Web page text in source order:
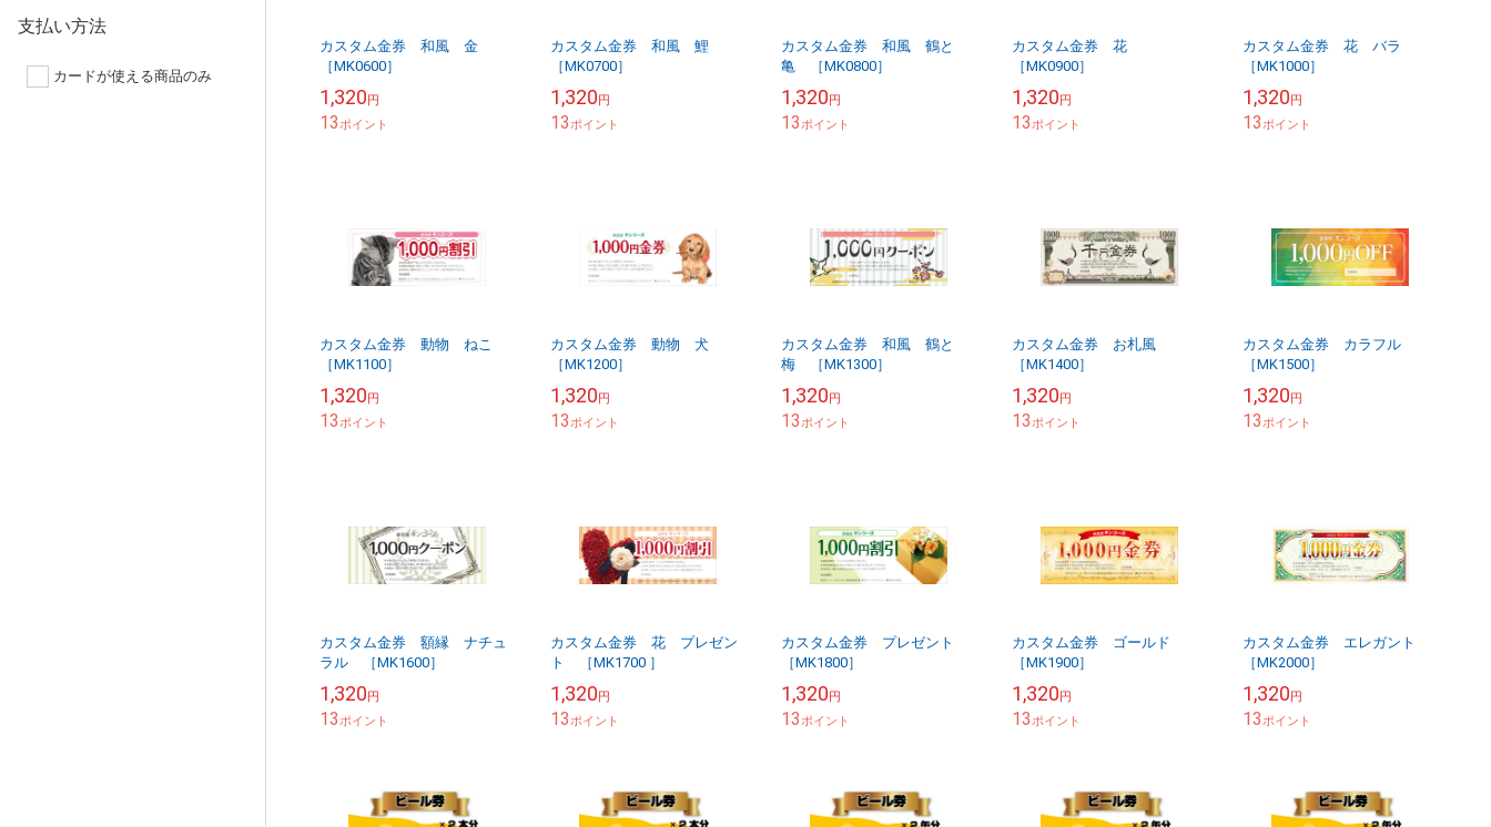
支払い方法
カードが使える商品のみ
カスタム金券 和風 金
［MK0600］
1,320円
13ポイント
カスタム金券 和風 鯉
［MK0700］
1,320円
13ポイント
カスタム金券 和風 鶴と
亀 ［MK0800］
1,320円
13ポイント
カスタム金券 花
［MK0900］
1,320円
13ポイント
カスタム金券 花 バラ
［MK1000］
1,320円
13ポイント
カスタム金券 動物 ねこ
［MK1100］
1,320円
13ポイント
カスタム金券 動物 犬
［MK1200］
1,320円
13ポイント
カスタム金券 和風 鶴と
梅 ［MK1300］
1,320円
13ポイント
カスタム金券 お札風
［MK1400］
1,320円
13ポイント
カスタム金券 カラフル
［MK1500］
1,320円
13ポイント
カスタム金券 額縁 ナチュ
ラル ［MK1600］
1,320円
13ポイント
カスタム金券 花 プレゼン
ト ［MK1700 ］
1,320円
13ポイント
カスタム金券 プレゼント
［MK1800］
1,320円
13ポイント
カスタム金券 ゴールド
［MK1900］
1,320円
13ポイント
カスタム金券 エレガント
［MK2000］
1,320円
13ポイント